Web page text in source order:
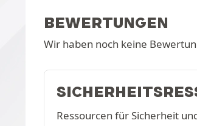
BEWERTUNGEN
Wir haben noch keine
Ressourcen für Sicherheit